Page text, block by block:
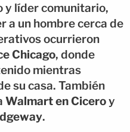
y líder comunitario,
a un hombre cerca de
ocurrieron
Chicago, donde
mientras
su casa. También
Walmart en Ciceroy
.